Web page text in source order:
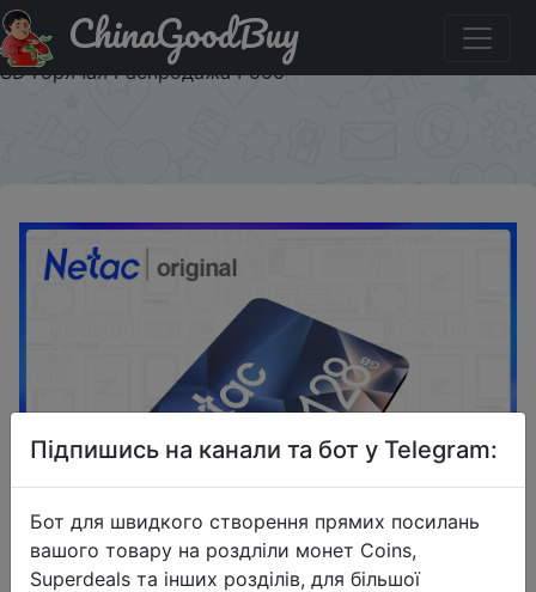
Промокод на знижку $1/8 Netac карта памяти micro sd
128 ГБ 100 МБ/с./с 64 Гб micro SD карта sd флэш-карта
SD горячая Распродажа P500
ChinaGoodBuy
Підпишись на канали та бот у Telegram:
Бот для швидкого створення прямих посилань
вашого товару на роздліли монет Coins,
Superdeals та інших розділів, для більшої